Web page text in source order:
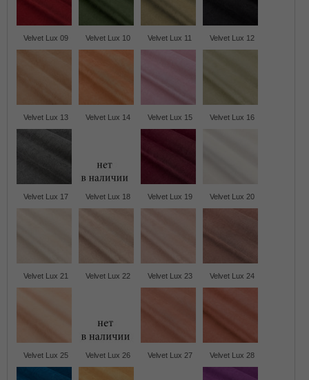
Velvet Lux 09 Velvet Lux 10 Velvet Lux 11 Velvet Lux 12
Velvet Lux 13 Velvet Lux 14 Velvet Lux 15 Velvet Lux 16
Velvet Lux 17 Velvet Lux 18 Velvet Lux 19 Velvet Lux 20
Velvet Lux 21 Velvet Lux 22 Velvet Lux 23 Velvet Lux 24
Velvet Lux 25 Velvet Lux 26 Velvet Lux 27 Velvet Lux 28